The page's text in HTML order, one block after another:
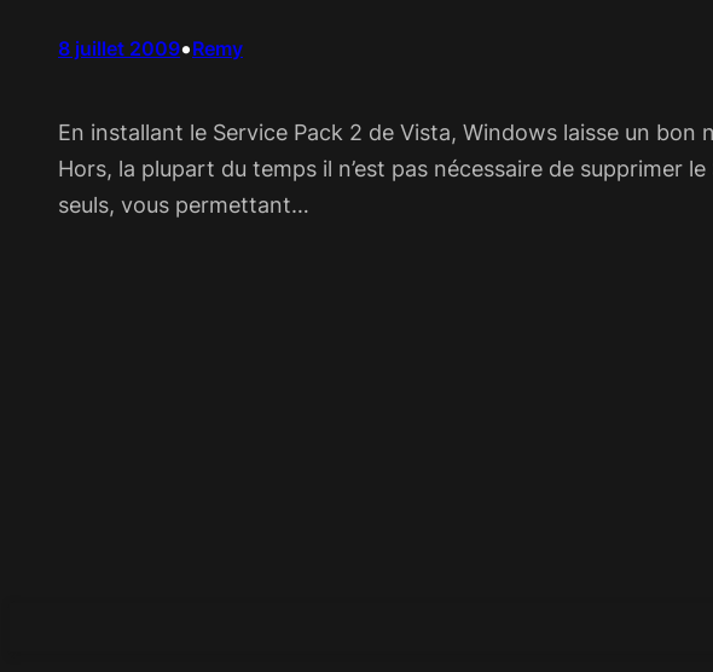
8 juillet 2009•Remy
En installant le Service Pack 2 de Vista, Windows laisse un
Hors, la plupart du temps il n’est pas nécessaire de supprimer
seuls, vous permettant…